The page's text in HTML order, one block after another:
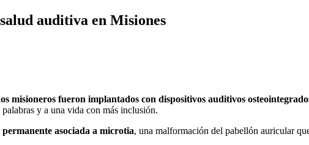
auditiva en Misiones
misioneros fueron implantados con dispositivos auditivos
y a una vida con más inclusión.
asociada a microtia, una malformación del pabellón auricular